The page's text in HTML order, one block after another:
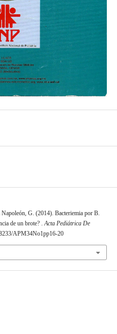
G. (2014). Bacteriemia por B.
de un brote? .Acta Pediátrica De
APM34No1pp16-20